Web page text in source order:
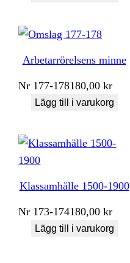
Arbetarrörelsens minne
Nr 177-178180,00kr
Lägg till i varukorg
Klassamhälle 1500-1900
Nr 173-174180,00kr
Lägg till i varukorg